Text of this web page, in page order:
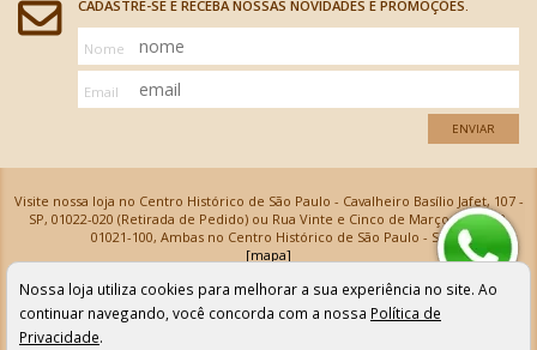
CADASTRE-SE E RECEBA NOSSAS NOVIDADES E PROMOÇÕES.
Nome
Email
ENVIAR
Visite nossa loja no Centro Histórico de São Paulo - Cavalheiro Basílio Jafet, 107 -
SP, 01022-020 (Retirada de Pedido) ou Rua Vinte e Cinco de Março, 576 - SP,
01021-100, Ambas no Centro Histórico de São Paulo - SP
[mapa]
Armarinhos Santa Cecília Ltda | CNPJ: 61.069.639/0001-18
Os preços e as condições de pagamento apresentadas na loja virtual não valem para nossa loja física e
podem sofrer alterações sem aviso prévio. Vendas com cartão de crédito sujeitas a análise e
confirmação de dados.
Nossa loja utiliza cookies para melhorar a sua experiência no site. Ao
continuar navegando, você concorda com a nossa Política de
Privacidade.